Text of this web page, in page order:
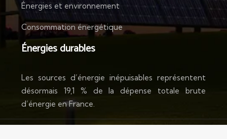
Énergies et environnement
Consommation énergétique
Énergies durables
Les sources d’énergie inépuisables représentent
désormais 19,1 % de la dépense totale brute
d’énergie en France.